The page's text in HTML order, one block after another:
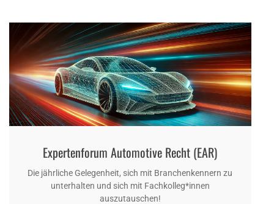
Expertenforum Automotive Recht (EAR)
Die jährliche Gelegenheit, sich mit Branchenkennern zu
unterhalten und sich mit Fachkolleg*innen
auszutauschen!